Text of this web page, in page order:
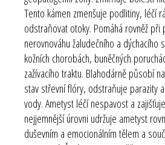
Tento kámen zmenšuje podlitiny, léčí
odstraňovat otoky. Pomáhá rovněž při
nerovnováhu žaludečního a dýchacího
kožních chorobách, buněčných
zažívacího traktu. Blahodárně působí
stav střevní flóry, odstraňuje parazity
vody. Ametyst léčí nespavost a
nejjemnější úrovni udržuje ametyst
duševním a emocionálním tělem a